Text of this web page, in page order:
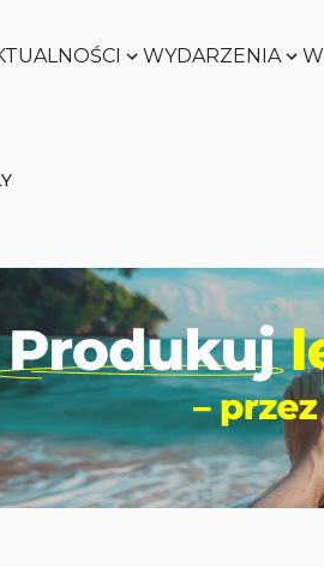
WYDARZENIA
SMART
FACTORY
WORLD
Zobacz
Zobacz